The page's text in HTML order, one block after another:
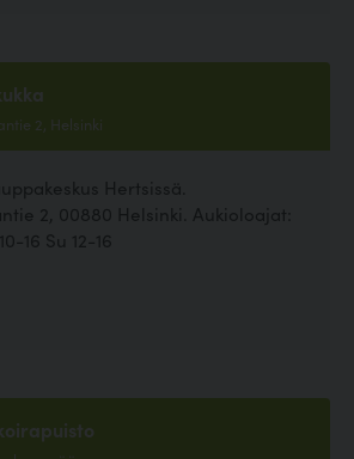
2, Helsinki
Hertsissä.
2, 00880 Helsinki. Aukioloajat:
16 Su 12-16